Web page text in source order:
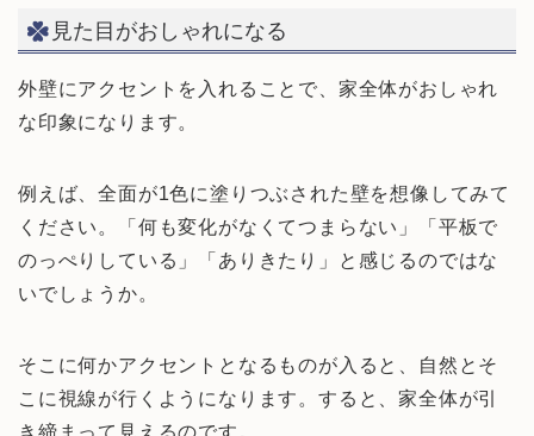
見た目がおしゃれになる
外壁にアクセントを入れることで、家全体がおしゃれ
な印象になります。
例えば、全面が1色に塗りつぶされた壁を想像してみて
ください。「何も変化がなくてつまらない」「平板で
のっぺりしている」「ありきたり」と感じるのではな
いでしょうか。
そこに何かアクセントとなるものが入ると、自然とそ
こに視線が行くようになります。すると、家全体が引
き締まって見えるのです。